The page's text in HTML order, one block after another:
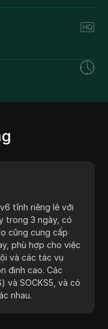
tĩnh riêng lẻ với
trong 3 ngày, có
cũng cung cấp
phù hợp cho việc
và các tác vụ
định cao. Các
và SOCKS5, và có
nhau.